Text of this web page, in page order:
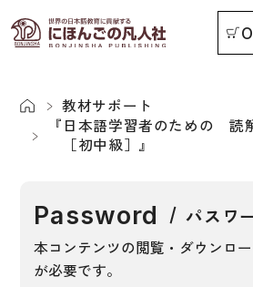
書籍一覧
お知らせ
イベント
よくあるご質問
本をさ
日本語学習者用教科書
教材サポート
『日本語学習者のための 読
［初中級］』
Password パスワ
本コンテンツの閲覧・ダウンロ
が必要です。